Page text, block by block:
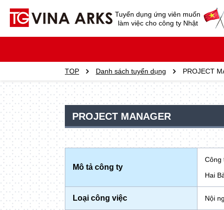
Tuyển dụng ứng viên muốn
làm việc cho công ty Nhật
TOP Danh sách tuyển dụng PROJECT
PROJECT MANAGER
Mô tả công ty
Công
Hai
Loại công việc Nội